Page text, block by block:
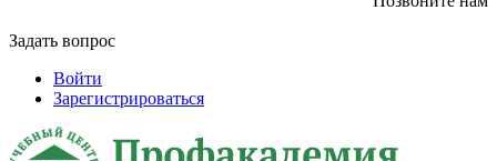
Задать вопрос
Войти
Зарегистрироваться